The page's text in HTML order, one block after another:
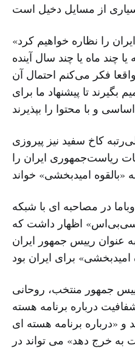
«ما همچنان روند تحولات در ایران را نظاره خواهیم کرد
چند ماه یا چند سال آینده
فکر می‌کنم احتمال آن
بگیرند تا پیشنهاد ما برای
کاخ سفید نیز پیروزی
ریاست‌جمهوری ایران را
در مصاحبه ای با شبکه
«سی‌بی‌اس» اظهار داشت که
عنوان رییس جمهور ایران
جمهور منتخب، روحانی
درباره برنامه هسته
و «درباره برنامه هسته ای
به خرج دهد» می تواند در